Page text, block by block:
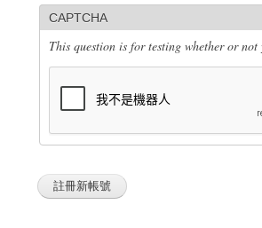
CAPTCHA
This question is for testing whether or